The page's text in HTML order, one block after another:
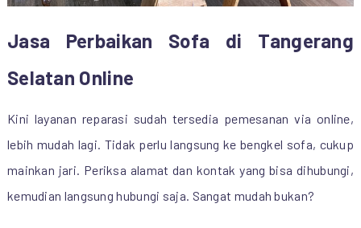
Jasa Perbaikan Sofa di Tangerang
Selatan Online
Kini layanan reparasi sudah tersedia pemesanan via online,
lebih mudah lagi. Tidak perlu langsung ke bengkel sofa, cukup
mainkan jari. Periksa alamat dan kontak yang bisa dihubungi,
kemudian langsung hubungi saja. Sangat mudah bukan?